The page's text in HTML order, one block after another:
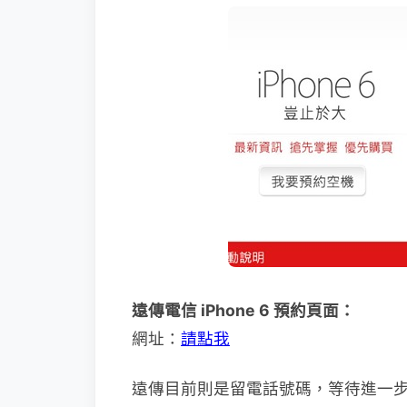
遠傳電信 iPhone 6 預約頁面：
網址： 請點我
遠傳目前則是留電話號碼，等待進一